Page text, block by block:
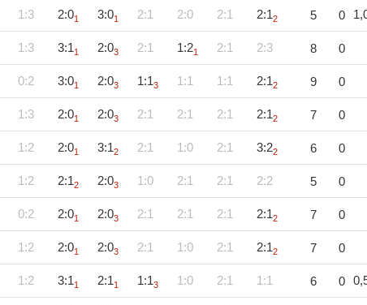
1:3 2:01 3:01 2:1 2:0 2:1 2:12 5 0
1:3 3:11 2:03 2:1 1:21 2:1 2:3 8 0
0:2 3:01 2:03 1:13 1:1 1:1 2:12 9 0
1:3 2:01 2:03 2:1 2:1 2:1 2:12 7 0
1:2 2:01 3:12 2:1 1:0 2:1 3:22 6 0
1:2 2:12 2:03 1:0 2:1 2:1 2:2 5 0
0:2 2:01 2:03 2:1 2:1 2:1 2:12 7 0
1:2 2:01 2:03 2:1 1:0 2:1 2:12 7 0
1:2 3:11 2:11 1:13 1:0 2:1 1:1 6 0